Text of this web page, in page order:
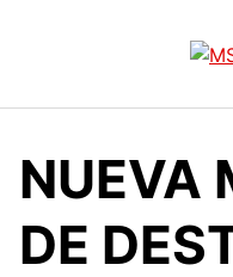
NUEVA
DE